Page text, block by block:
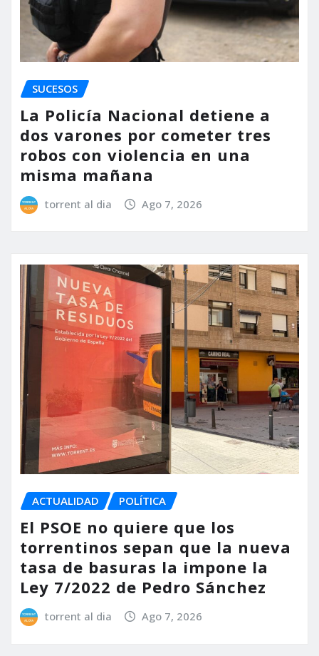
SUCESOS
La Policía Nacional detiene a
dos varones por cometer tres
robos con violencia en una
misma mañana
torrent al dia Ago 7, 2026
ACTUALIDAD POLÍTICA
El PSOE no quiere que los
torrentinos sepan que la nueva
tasa de basuras la impone la
Ley 7/2022 de Pedro Sánchez
torrent al dia Ago 7, 2026